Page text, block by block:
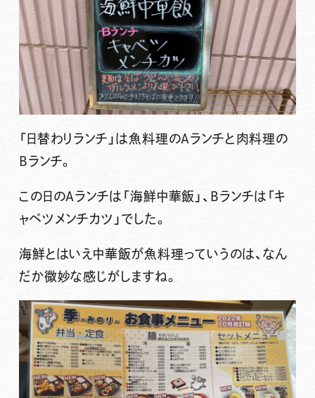
「日替わりランチ」は魚料理のAランチと肉料理の
Bランチ。
この日のAランチは「海鮮中華飯」、Bランチは「キ
ャベツメンチカツ」でした。
海鮮とはいえ中華飯が魚料理っていうのは、なん
だか微妙な感じがしますね。